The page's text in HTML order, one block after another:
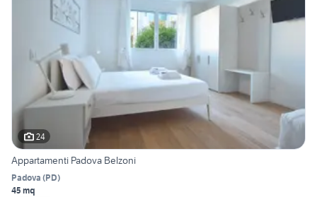
24
Appartamenti Padova Belzoni
Padova (PD)
45 mq